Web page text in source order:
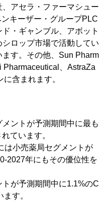
アセラ・ファーマシュー
キーザー・グループPLC
・ギャンブル、アボット
シロップ市場で活動してい
す。その他、Sun Pharm
、AstraZa
含まれます。
ントが予測期間中に最も
ています。
は小売薬局セグメントが
2027年にもその優位性を
が予測期間中に1.1%のC
す。